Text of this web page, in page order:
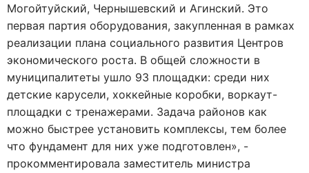
Могойтуйский, Чернышевский и Агинский. Это
первая партия оборудования, закупленная в рамках
реализации плана социального развития Центров
экономического роста. В общей сложности в
муниципалитеты ушло 93 площадки: среди них
детские карусели, хоккейные коробки, воркаут-
площадки с тренажерами. Задача районов как
можно быстрее установить комплексы, тем более
что фундамент для них уже подготовлен», -
прокомментировала заместитель министра